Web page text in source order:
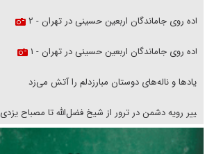
پیاده روی جاماندگان اربعین حسینی در تهران - ۲
پیاده روی جاماندگان اربعین حسینی در تهران - ۱
فریاد‌ها و ناله‌های دوستان مبارزدلم را آتش می‌زد
تغییر رویه دشمن در ترور از شیخ فضل‌الله تا مصباح یزدی
خرید قسطی اولش خنده و آخرش گریه است!